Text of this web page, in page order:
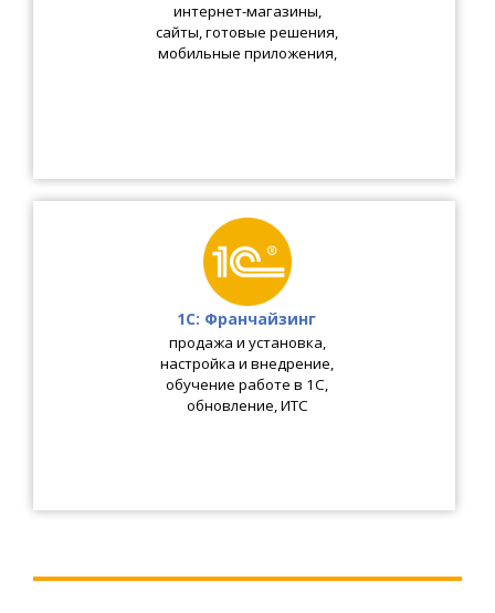
интернет-магазины,
сайты,готовые решения,
мобильные приложения,
1C: Франчайзинг
продажа и установка,
настройка и внедрение,
обучение работе в 1С,
обновление,ИТС